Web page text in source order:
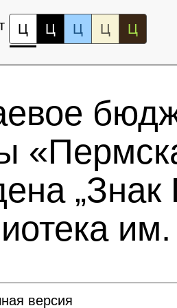
Ц Ц Ц Ц Ц
„Знак
версия